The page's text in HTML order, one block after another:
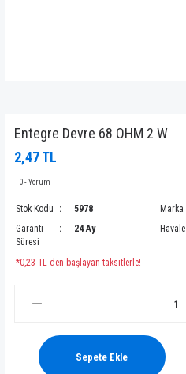
Entegre Devre 68 OHM 2 W
2,47 TL
0 - Yorum
Stok Kodu 5978 Marka
Garanti
Süresi
24 Ay Havale
*0,23 TL den başlayan taksitlerle!
Sepete Ekle